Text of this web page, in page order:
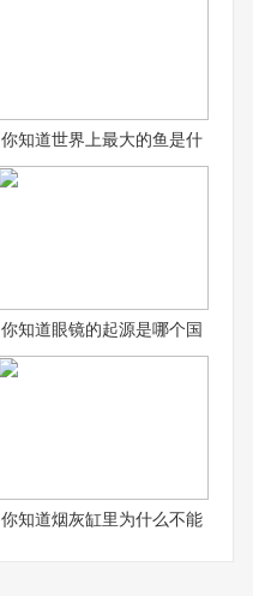
你知道世界上最大的鱼是什
你知道眼镜的起源是哪个国
你知道烟灰缸里为什么不能